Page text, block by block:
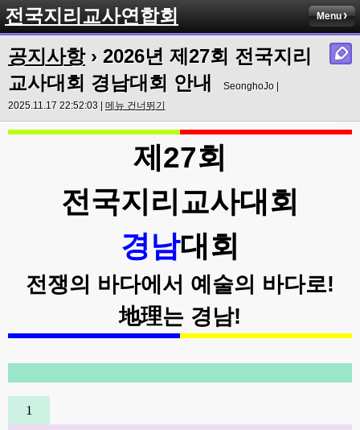
전국지리교사연합회 Menu
공지사항› 2026년 제27회 전국지리
교사대회 경남대회 안내
SeonghoJo |
2025.11.17 22:52:03 | 메뉴 건너뛰기
제 27회
전국지리교사대회
경남대회
전쟁의 바다에서 예술의 바다로!
地理는 경남!
1